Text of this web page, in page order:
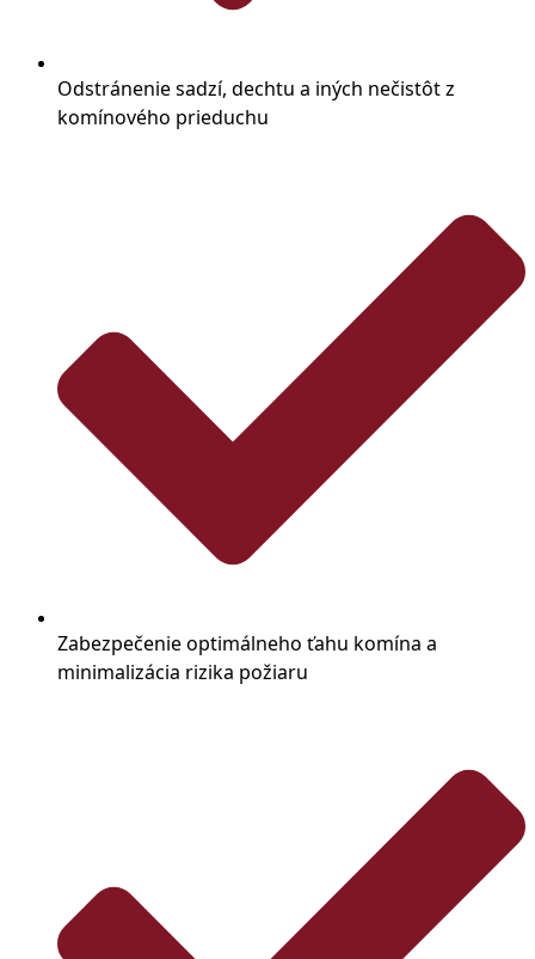
Odstránenie sadzí, dechtu a iných nečistôt z
komínového prieduchu
Zabezpečenie optimálneho ťahu komína a
minimalizácia rizika požiaru